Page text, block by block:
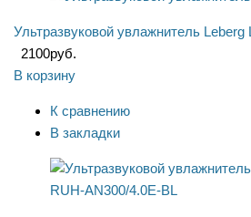
Ультразвуковой увлажнитель Leberg
2100руб.
В корзину
К сравнению
В закладки